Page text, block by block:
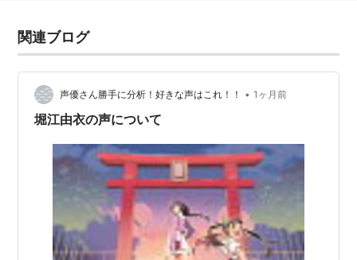
1996年、本名の堀江由子として活動していたが、堀江
由衣に改名することをラジオで発表。
1997年、ゲーム『ボイスファンタジア・失われたボイ
スパワー』で、声優デビュー。
1998年、ポニーキャニオンよりシングル「my best
friend」でソロ歌手としてデビュー。
2000年、所属レーベルをスターチャイルドに移籍、1st
アルバム『水たまりに映るセカイ』発売。
「やまとなでしこ」「Aice5」「黒薔薇保存会」などユ
ニット活動でも人気を集めた。
2007年、アーツビジョンを退所。フリーランスを経
関連ブログ
声優さん勝手に分析！好きな声はこれ！！ • 1ヶ月前
堀江由衣の声について